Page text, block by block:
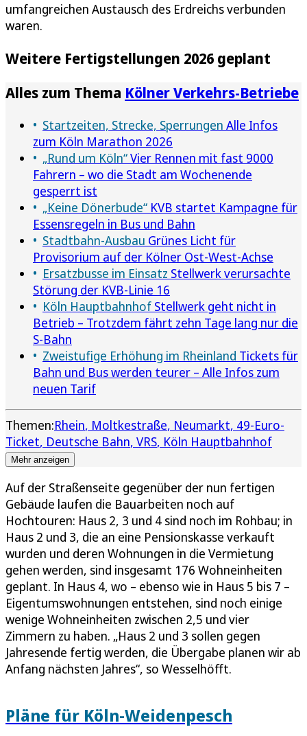
umfangreichen Austausch des Erdreichs verbunden
waren.
Weitere Fertigstellungen 2026 geplant
Alles zum Thema Kölner Verkehrs-Betriebe
Startzeiten, Strecke, Sperrungen Alle Infos
zum Köln Marathon 2026
„Rund um Köln“Vier Rennen mit fast 9000
Fahrern – wo die Stadt am Wochenende
gesperrt ist
„Keine Dönerbude“ KVB startet Kampagne für
Essensregeln in Bus und Bahn
Stadtbahn-Ausbau Grünes Licht für
Provisorium auf der Kölner Ost-West-Achse
Ersatzbusse im Einsatz Stellwerk verursachte
Störung der KVB-Linie 16
Köln Hauptbahnhof Stellwerk geht nicht in
Betrieb – Trotzdem fährt zehn Tage lang nur die
S-Bahn
Zweistufige Erhöhung im Rheinland Tickets für
Bahn und Bus werden teurer – Alle Infos zum
neuen Tarif
Themen:Rhein Moltkestraße Neumarkt 49-Euro-
Ticket Deutsche Bahn VRS Köln Hauptbahnhof
Mehr anzeigen
Auf der Straßenseite gegenüber der nun fertigen
Gebäude laufen die Bauarbeiten noch auf
Hochtouren: Haus 2, 3 und 4 sind noch im Rohbau; in
Haus 2 und 3, die an eine Pensionskasse verkauft
wurden und deren Wohnungen in die Vermietung
gehen werden, sind insgesamt 176 Wohneinheiten
geplant. In Haus 4, wo – ebenso wie in Haus 5 bis 7 –
Eigentumswohnungen entstehen, sind noch einige
wenige Wohneinheiten zwischen 2,5 und vier
Zimmern zu haben. „Haus 2 und 3 sollen gegen
Jahresende fertig werden, die Übergabe planen wir ab
Anfang nächsten Jahres“, so Wesselhöfft.
Pläne für Köln-Weidenpesch